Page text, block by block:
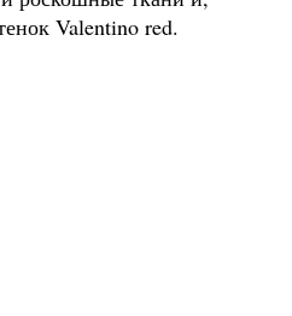
Valentino red.